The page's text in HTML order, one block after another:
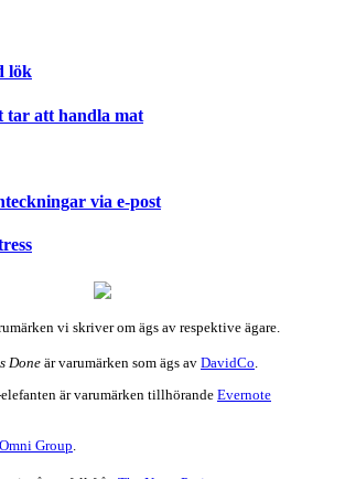
lök
tar att handla mat
via e-post
vi skriver om ägs av respektive ägare.
Doneär varumärken som ägs av DavidCo
är varumärken tillhörande Evernote
Group